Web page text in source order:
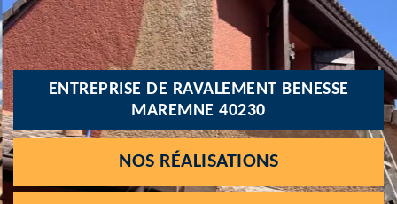
ENTREPRISE DE RAVALEMENT BENESSE
MAREMNE 40230
NOS RÉALISATIONS